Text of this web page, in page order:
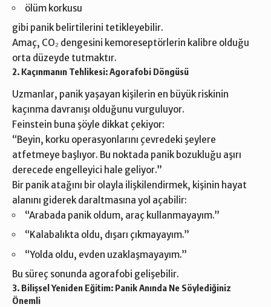
ölüm korkusu
gibi panik belirtilerini tetikleyebilir.
Amaç, CO₂ dengesini kemoreseptörlerin kalibre olduğu
orta düzeyde tutmaktır.
2. Kaçınmanın Tehlikesi: Agorafobi Döngüsü
Uzmanlar, panik yaşayan kişilerin en büyük riskinin
kaçınma davranışı olduğunu vurguluyor.
Feinstein buna şöyle dikkat çekiyor:
“Beyin, korku operasyonlarını çevredeki şeylere
atfetmeye başlıyor. Bu noktada panik bozukluğu aşırı
derecede engelleyici hale geliyor.”
Bir panik atağını bir olayla ilişkilendirmek, kişinin hayat
alanını giderek daraltmasına yol açabilir:
“Arabada panik oldum, araç kullanmayayım.”
“Kalabalıkta oldu, dışarı çıkmayayım.”
“Yolda oldu, evden uzaklaşmayayım.”
Bu süreç sonunda agorafobi gelişebilir.
3. Bilişsel Yeniden Eğitim: Panik Anında Ne Söylediğiniz
Önemli